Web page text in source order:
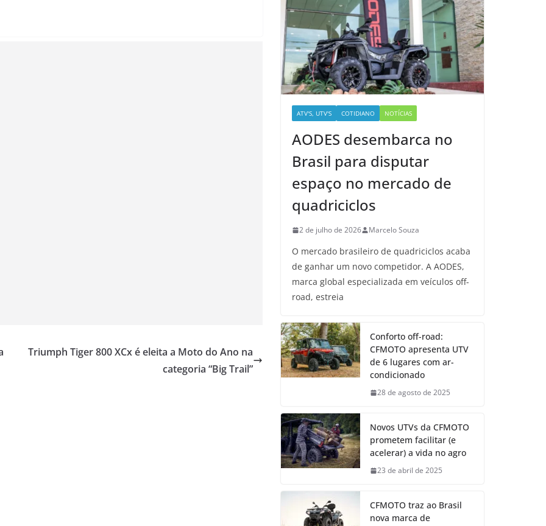
Triumph Tiger 800 XCx é eleita a Moto do Ano na
categoria “Big Trail”
ATV'S, UTV'S COTIDIANO NOTÍCIAS
AODES desembarca no
Brasil para disputar
espaço no mercado de
quadriciclos
2 de julho de 2026 Marcelo Souza
O mercado brasileiro de quadriciclos acaba
de ganhar um novo competidor. A AODES,
marca global especializada em veículos off-
road, estreia
Conforto off-road:
CFMOTO apresenta UTV
de 6 lugares com ar-
condicionado
28 de agosto de 2025
Novos UTVs da CFMOTO
prometem facilitar (e
acelerar) a vida no agro
23 de abril de 2025
CFMOTO traz ao Brasil
nova marca de